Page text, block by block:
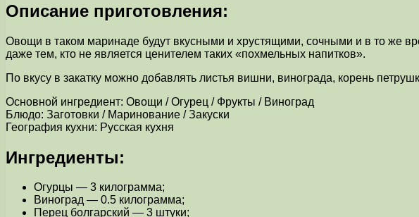
Описание приготовления:
Овощи в таком маринаде будут вкусными и хрустящими, сочными и в то же
даже тем, кто не является ценителем таких «похмельных напитков».
По вкусу в закатку можно добавлять листья вишни, винограда, корень
Основной ингредиент: Овощи / Огурец / Фрукты / Виноград
Блюдо: Заготовки / Маринование / Закуски
География кухни: Русская кухня
Ингредиенты:
Огурцы — 3 килограмма;
Виноград — 0.5 килограмма;
Перец болгарский — 3 штуки;